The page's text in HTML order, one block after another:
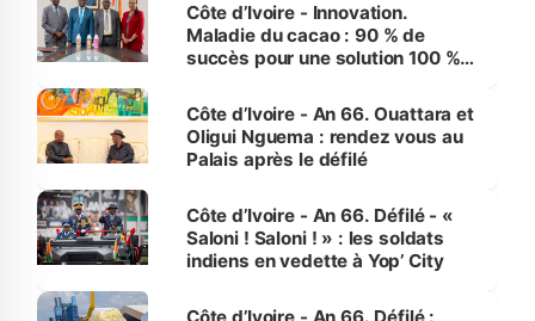
Côte d’Ivoire - Innovation.
Maladie du cacao : 90 % de
succès pour une solution 100 %
Côte d’Ivoire - An 66. Ouattara et
Oligui Nguema : rendez vous au
Palais après le défilé
Côte d’Ivoire - An 66. Défilé - «
Saloni ! Saloni ! » : les soldats
indiens en vedette à Yop’ City